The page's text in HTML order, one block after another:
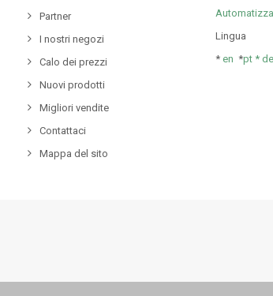
Partner
I nostri negozi
Calo dei prezzi
Nuovi prodotti
Migliori vendite
Contattaci
Mappa del sito
Lingua
*en *pt *